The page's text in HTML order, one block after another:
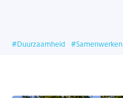
#Duurzaamheid #Samenwerken